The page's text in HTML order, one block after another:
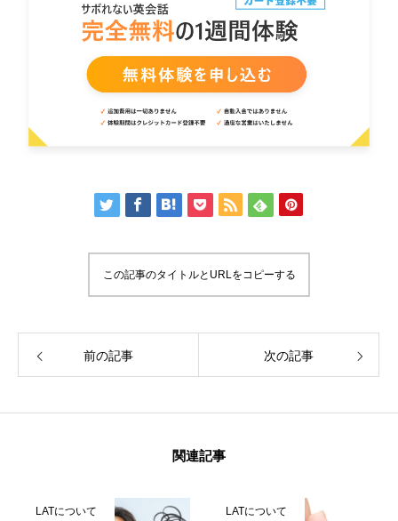
この記事のタイトルとURLをコピーする
前の記事 次の記事
関連記事
LATについて LATについて